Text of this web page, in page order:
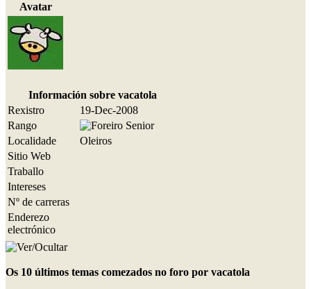
Avatar
Información sobre vacatola
Rexistro
19-Dec-2008
Rango
Localidade
Oleiros
Sitio Web
Traballo
Intereses
Nº de carreras
Enderezo
electrónico
Os 10 últimos temas comezados no foro por vacatola